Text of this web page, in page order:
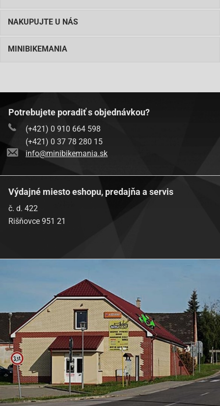
NAKUPUJTE U NÁS
MINIBIKEMANIA
Potrebujete poradiť s objednávkou?
(+421) 0 910 664 598
(+421) 0 37 78 280 15
info@minibikemania.sk
Výdajné miesto eshopu, predajňa a servis
č. d. 422
Rišňovce 951 21